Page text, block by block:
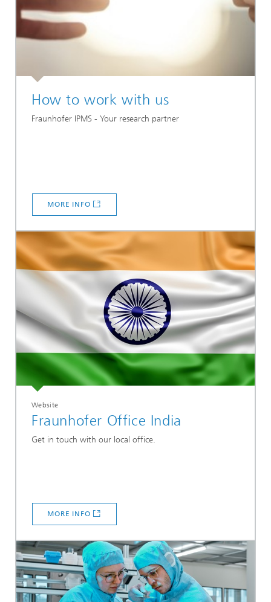
How to work with us
Fraunhofer IPMS - Your research partner
MORE INFO
Website
Fraunhofer Office India
Get in touch with our local office.
MORE INFO